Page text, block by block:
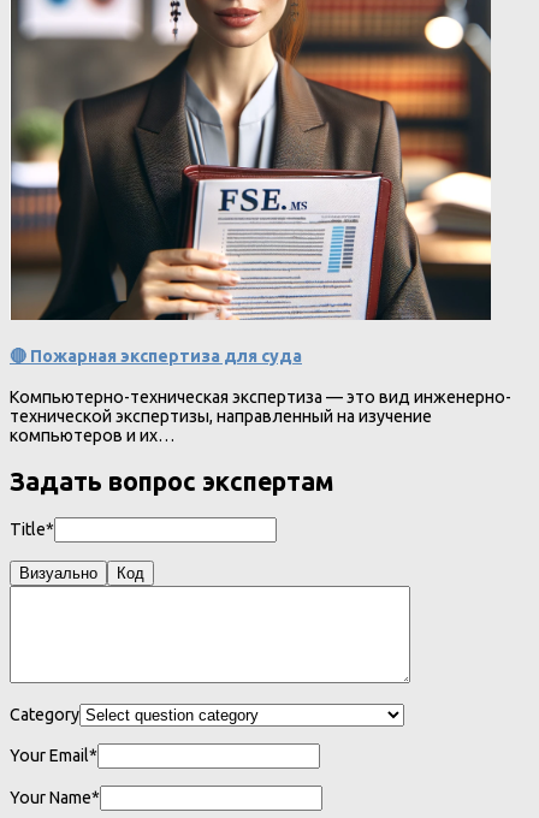
🔴 Пожарная экспертиза для суда
Компьютерно-техническая экспертиза — это вид инженерно-
технической экспертизы, направленный на изучение
компьютеров и их…
Задать вопрос экспертам
Title*
Визуально Код
Category
Your Email*
Your Name*